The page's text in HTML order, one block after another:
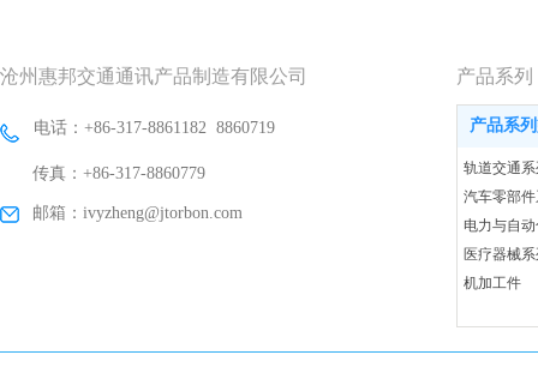
产品系列
轨道交通
汽车零部
电力与自
医疗器械
机加工件
沧州惠邦交通通讯产品制造有限公司 产品系列
电话：+86-317-8861182 8860719
传真：+86-317-8860779
邮箱：ivyzheng@jtorbon.com